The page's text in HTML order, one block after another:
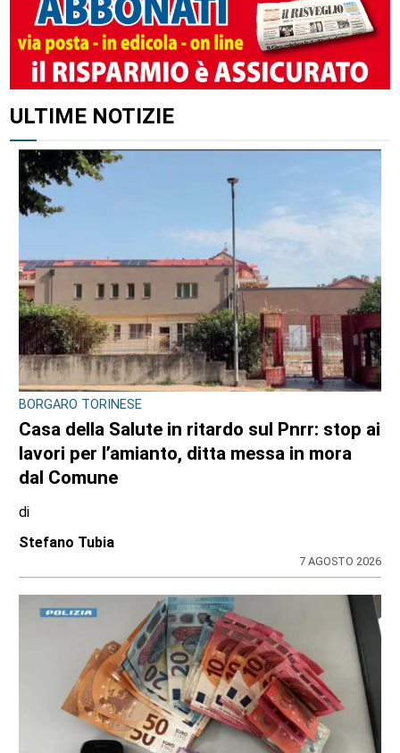
ULTIME NOTIZIE
BORGARO TORINESE
Casa della Salute in ritardo sul Pnrr: stop ai
lavori per l’amianto, ditta messa in mora
dal Comune
di
Stefano Tubia
7 AGOSTO 2026